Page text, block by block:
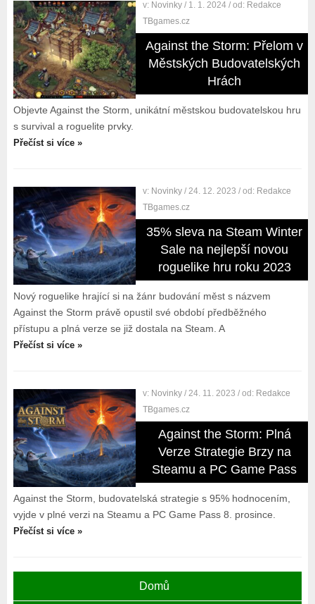
v: Novinky / 1. 1. 2024 / od: Redakce
TBgames.cz
Against the Storm: Přelom v
Městských Budovatelských
Hrách
Objevte Against the Storm, unikátní městskou budovatelskou hru
s survival a roguelite prvky.
Přečíst si více »
v: Novinky / 24. 12. 2023 / od: Redakce
TBgames.cz
35% sleva na Steam Winter
Sale na nejlepší novou
roguelike hru roku 2023
Nový roguelike hrající si na žánr budování měst s názvem
Against the Storm právě opustil své období předběžného
přístupu a plná verze se již dostala na Steam. A
Přečíst si více »
v: Novinky / 24. 11. 2023 / od: Redakce
TBgames.cz
Against the Storm: Plná
Verze Strategie Brzy na
Steamu a PC Game Pass
Against the Storm, budovatelská strategie s 95% hodnocením,
vyjde v plné verzi na Steamu a PC Game Pass 8. prosince.
Přečíst si více »
Domů